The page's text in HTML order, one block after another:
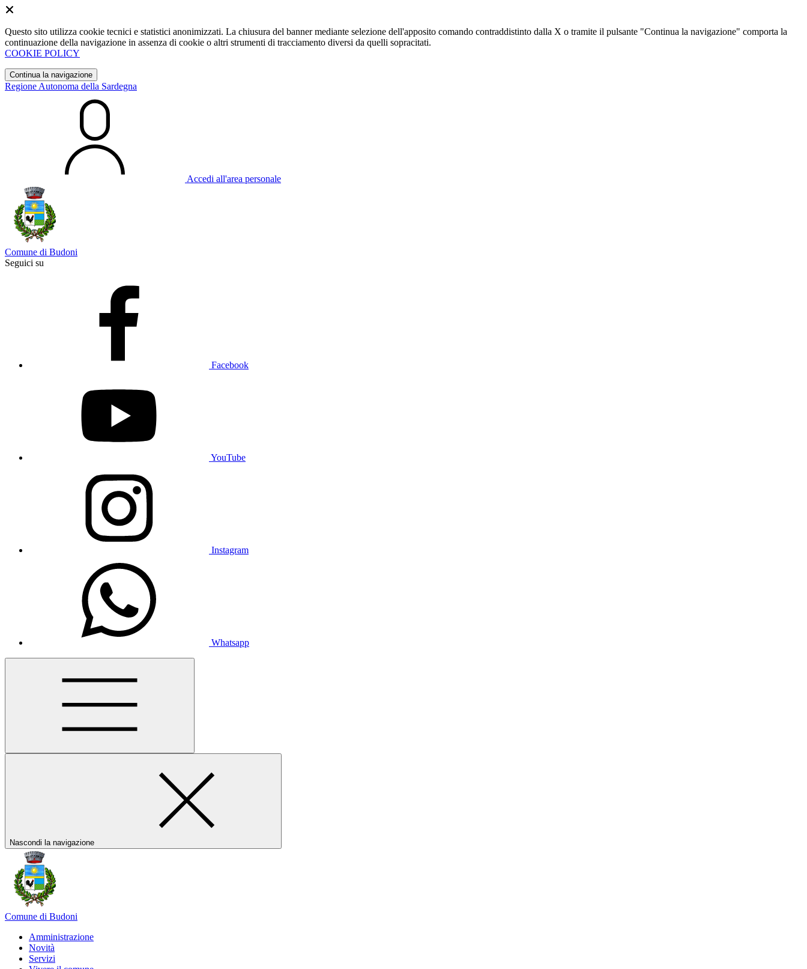
Questo sito utilizza cookie tecnici e statistici anonimizzati. La chiusura del banner mediante selezione dell'apposito comando contraddistinto dalla X o tramite il pulsante "Continua la navigazione" comporta la
continuazione della navigazione in assenza di cookie o altri strumenti di tracciamento diversi da quelli sopracitati.
COOKIE POLICY
Continua la navigazione
Regione Autonoma della Sardegna
Accedi all'area personale
Comune di Budoni
Seguici su
Facebook
YouTube
Instagram
Whatsapp
Nascondi la navigazione
Comune di Budoni
Amministrazione
Novità
Servizi